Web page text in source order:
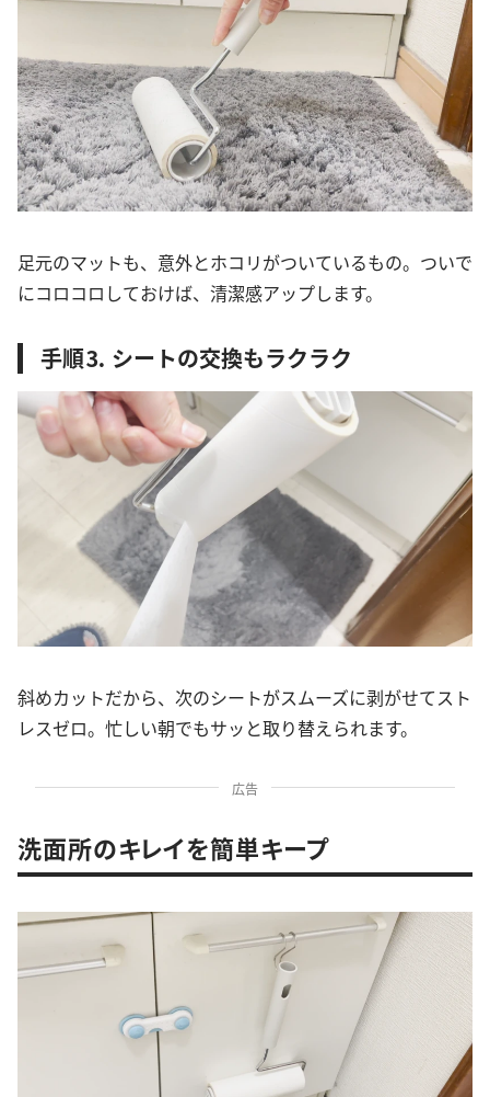
足元のマットも、意外とホコリがついているもの。ついで
にコロコロしておけば、清潔感アップします。
手順⒊ シートの交換もラクラク
斜めカットだから、次のシートがスムーズに剥がせてスト
レスゼロ。忙しい朝でもサッと取り替えられます。
広告
洗面所のキレイを簡単キープ